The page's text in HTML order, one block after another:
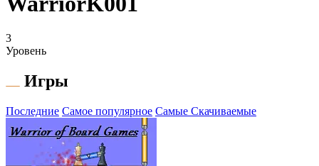
3
Уровень
Игры
Последние Самое популярное Самые Скачиваемые